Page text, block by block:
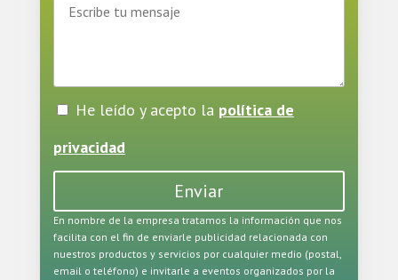
He leído y acepto la política de
privacidad
Enviar
En nombre de la empresa tratamos la información que nos
facilita con el fin de enviarle publicidad relacionada con
nuestros productos y servicios por cualquier medio (postal,
email o teléfono) e invitarle a eventos organizados por la